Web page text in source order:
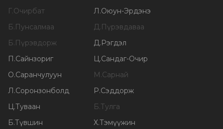
Г.Очирбат Л.Оюун-Эрдэнэ
Б.Пунсалмаа Д.Пүрэвдаваа
Б.Пүрэвдорж Д.Рэгдэл
П.Сайнзориг Ц.Сандаг-Очир
О.Саранчулуун М.Сарнай
Л.Соронзонболд Р.Сэддорж
Ц.Туваан Б.Тулга
Б.Түвшин Х.Тэмүүжин